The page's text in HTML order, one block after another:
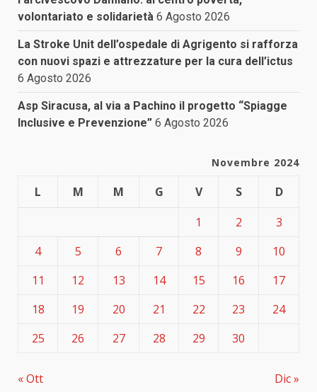
volontariato e solidarietà 6 Agosto 2026
La Stroke Unit dell’ospedale di Agrigento si rafforza
con nuovi spazi e attrezzature per la cura dell’ictus
6 Agosto 2026
Asp Siracusa, al via a Pachino il progetto “Spiagge
Inclusive e Prevenzione” 6 Agosto 2026
Novembre 2024
L M M G V S
D
1
2
3
4
5 6 7 8 9
10
11
12 13 14 15 16
17
18
19 20 21 22 23
24
25
26 27 28 29 30
« Ott Dic »